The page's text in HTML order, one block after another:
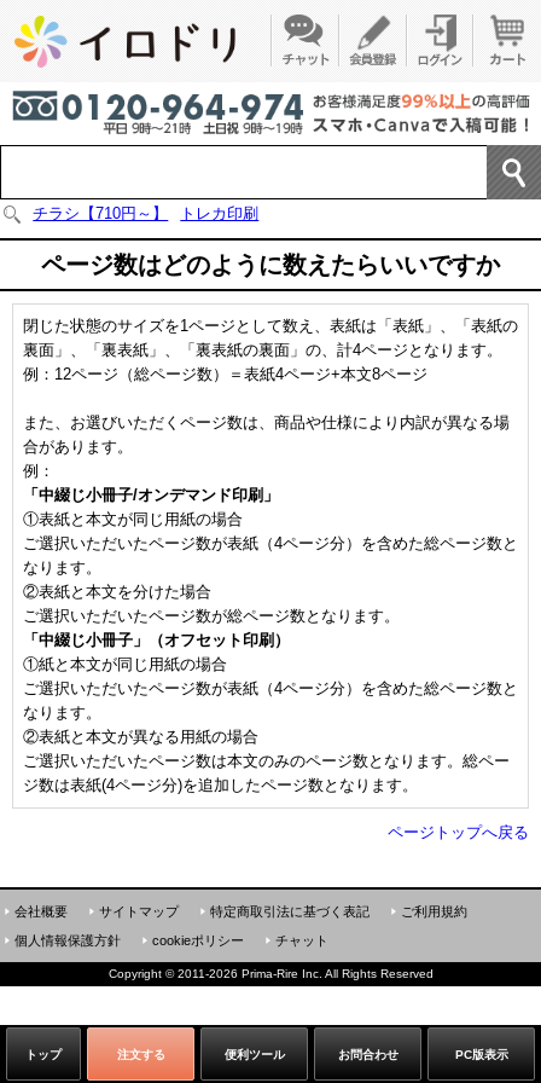
チラシ【710円～】 トレカ印刷
ページ数はどのように数えたらいいですか
閉じた状態のサイズを1ページとして数え、表紙は「表紙」、「表紙の
裏面」、「裏表紙」、「裏表紙の裏面」の、計4ページとなります。
例：12ページ（総ページ数）＝表紙4ページ+本文8ページ
また、お選びいただくページ数は、商品や仕様により内訳が異なる場
合があります。
例：
「中綴じ小冊子/オンデマンド印刷」
①表紙と本文が同じ用紙の場合
ご選択いただいたページ数が表紙（4ページ分）を含めた総ページ数と
なります。
②表紙と本文を分けた場合
ご選択いただいたページ数が総ページ数となります。
「中綴じ小冊子」（オフセット印刷）
①紙と本文が同じ用紙の場合
ご選択いただいたページ数が表紙（4ページ分）を含めた総ページ数と
なります。
②表紙と本文が異なる用紙の場合
ご選択いただいたページ数は本文のみのページ数となります。総ペー
ジ数は表紙(4ページ分)を追加したページ数となります。
ページトップへ戻る
トップ 注文する 便利ツール お問合わせ PC版表示
会社概要 サイトマップ 特定商取引法に基づく表記
ご利用規約
個人情報保護方針
cookieポリシー チャット
Copyright ©2011-2026 Prima-Rire Inc. All Rights Reserved